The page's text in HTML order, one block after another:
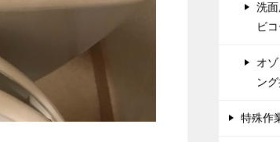
洗
ビ
オ
ン
特殊作